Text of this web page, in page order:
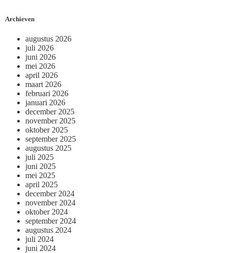
Archieven
augustus 2026
juli 2026
juni 2026
mei 2026
april 2026
maart 2026
februari 2026
januari 2026
december 2025
november 2025
oktober 2025
september 2025
augustus 2025
juli 2025
juni 2025
mei 2025
april 2025
december 2024
november 2024
oktober 2024
september 2024
augustus 2024
juli 2024
juni 2024